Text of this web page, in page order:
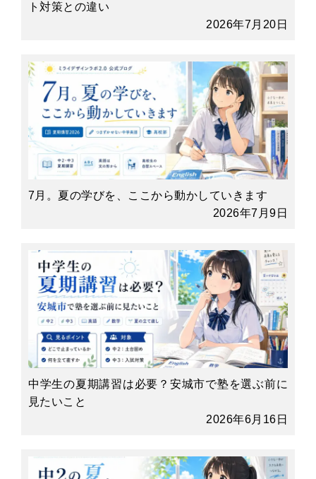
ト対策との違い
2026年7月20日
7月。夏の学びを、ここから動かしていきます
2026年7月9日
中学生の夏期講習は必要？安城市で塾を選ぶ前に
見たいこと
2026年6月16日